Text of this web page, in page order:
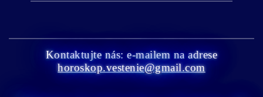
Kontaktujte nás: e-mailem na adrese
horoskop.vestenie@gmail.com